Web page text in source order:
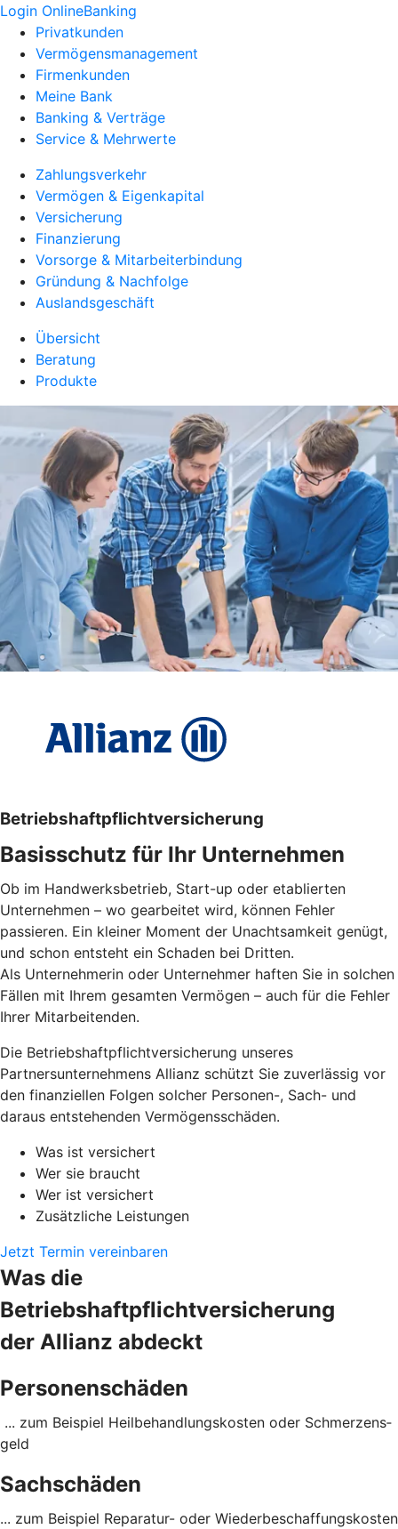
Login OnlineBanking
Privatkunden
Vermögensmanagement
Firmenkunden
Meine Bank
Banking & Verträge
Service & Mehrwerte
Zahlungsverkehr
Vermögen & Eigenkapital
Versicherung
Finanzierung
Vorsorge & Mitarbeiterbindung
Gründung & Nachfolge
Auslandsgeschäft
Übersicht
Beratung
Produkte
Betriebs­haftpflicht­versicherung
Basisschutz für Ihr Unter­nehmen
Ob im Handwerksbetrieb, Start-up oder etablierten
Unternehmen – wo gearbeitet wird, können Fehler
passieren. Ein kleiner Moment der Unachtsamkeit genügt,
und schon entsteht ein Schaden bei Dritten.
Als Unternehmerin oder Unternehmer haften Sie in solchen
Fällen mit Ihrem gesamten Vermögen – auch für die Fehler
Ihrer Mitarbeitenden.
Die Betriebshaftpflichtversicherung unseres
Partnersunternehmens Allianz schützt Sie zuverlässig vor
den finanziellen Folgen solcher Personen-, Sach- und
daraus entstehenden Vermögensschäden.
Was ist versichert
Wer sie braucht
Wer ist versichert
Zusätzliche Leistungen
Jetzt Termin vereinbaren
Was die
Betriebshaftpflichtversicherung
der Allianz abdeckt
Personenschäden
... zum Beispiel Heil­behandlungs­kosten oder Schmerzens­
geld
Sachschäden
... zum Beispiel Reparatur- oder Wieder­beschaffungs­kosten